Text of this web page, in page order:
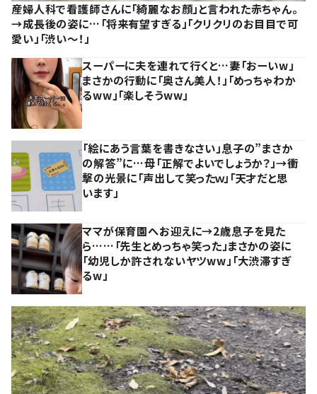
産婦人科で看護師さんに「綺麗なお顔」と言われた赤ちゃん。
→成長後の姿に…「将来有望すぎる」「クリクリのお目目で可
愛い」「渋い～！」
スーパーに夫を連れて行くと…妻「おーいw」
まさかの行動に「奥さん美人！」「めっちゃわか
るww」「楽しそうww」
「絵にあう言葉を書きなさい」息子の”まさか
の解答”に…母「正解でよいでしょうか？」→衝
撃の光景に「声出して笑ったｗ」「天才だと思
います」
ママが保育園へお迎えに→2歳息子を見た
ら……「先生とめっちゃ笑った」まさかの姿に
「幼児しか許されないヤツww」「大渋滞すぎ
るw」